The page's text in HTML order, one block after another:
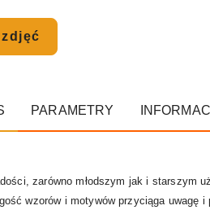
PARAMETRY
zarówno młodszym jak i starszym
wzorów i motywów przyciąga